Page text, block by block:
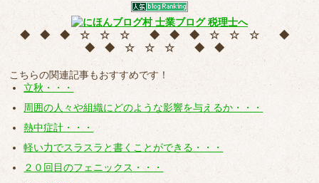
◆ ◆ ◆ ☆ ☆ ☆ ◆ ◆ ◆ ☆ ☆ ☆ ◆
◆ ◆ ☆ ☆ ☆ ◆ ◆
こちらの関連記事もおすすめです！
立秋・・・
周囲の人々や組織にどのような影響を与えるか・・・
熱中症計・・・
軽い力でスラスラと書くことができる・・・
２０回目のフェニックス・・・